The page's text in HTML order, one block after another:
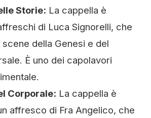
Storie: La cappella è
di Luca Signorelli, che
della Genesi e del
È uno dei capolavori
Corporale: La cappella è
affresco di Fra Angelico, che